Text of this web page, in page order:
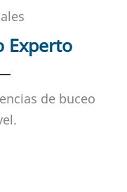
Experto
de buceo